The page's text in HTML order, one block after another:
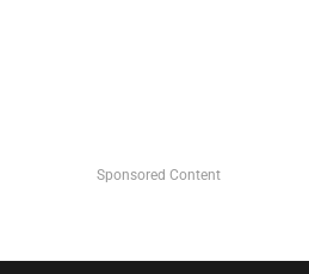
Sponsored Content